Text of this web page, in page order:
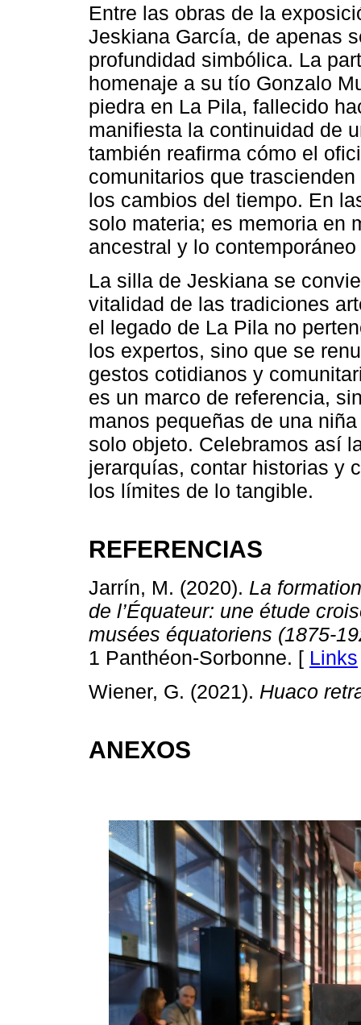
Entre las obras de la
Jeskiana García, de apenas
profundidad simbólica. La
homenaje a su tío Gonzalo
piedra en La Pila, fallecido
manifiesta la continuidad de
también reafirma cómo el
comunitarios que
los cambios del tiempo. En
solo materia; es memoria en
ancestral y lo
La silla de Jeskiana se
vitalidad de las tradiciones
el legado de La Pila no
los expertos, sino que se
gestos cotidianos y
es un marco de referencia,
manos pequeñas de una
solo objeto. Celebramos así
jerarquías, contar historias y
los límites de lo tangible.
REFERENCIAS
Jarrín, M. (2020). La
de l’Équateur: une étude
musées équatoriens (1875-
1 Panthéon-Sorbonne. [ Links
Wiener, G. (2021). Huaco
ANEXOS